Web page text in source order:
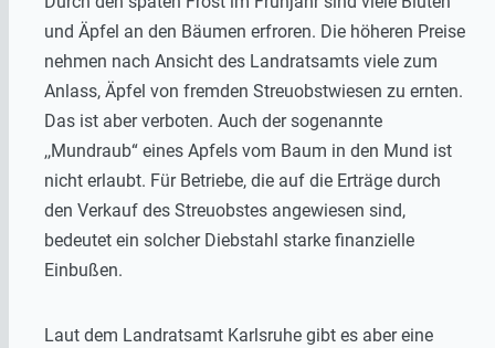
und Äpfel an den Bäumen erfroren. Die höheren Preise
nehmen nach Ansicht des Landratsamts viele zum
Anlass, Äpfel von fremden Streuobstwiesen zu ernten.
Das ist aber verboten. Auch der sogenannte
,,Mundraub“ eines Apfels vom Baum in den Mund ist
nicht erlaubt. Für Betriebe, die auf die Erträge durch
den Verkauf des Streuobstes angewiesen sind,
bedeutet ein solcher Diebstahl starke finanzielle
Einbußen.
Laut dem Landratsamt Karlsruhe gibt es aber eine